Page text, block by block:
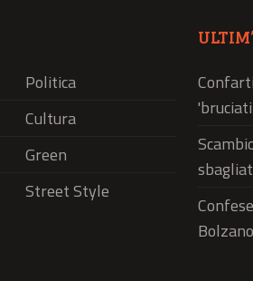
Politica
Cultura
Green
Street Style